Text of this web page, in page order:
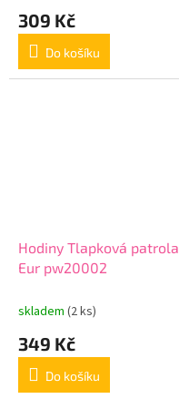
309 Kč
Do košíku
Hodiny Tlapková patrola
Eur pw20002
skladem (2 ks)
349 Kč
Do košíku